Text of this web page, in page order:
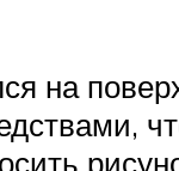
на